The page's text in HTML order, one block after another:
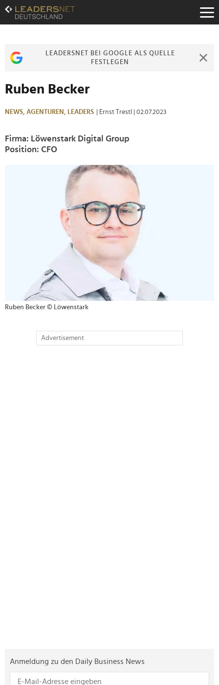
Zum
Inhalt
Zur
Zur
LEADERSNET BEI GOOGLE ALS QUELLE
FESTLEGEN
Ruben Becker
NEWS, AGENTUREN, LEADERS | Ernst Trestl | 02.07.2023
Firma: Löwenstark Digital Group
Position: CFO
Ruben Becker © Löwenstark
Advertisement
Anmeldung zu den Daily Business News